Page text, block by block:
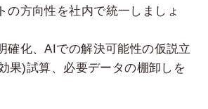
の方向性を社内で統一しましょ
確化、AIでの解決可能性の仮説立
果)試算、必要データの棚卸しを